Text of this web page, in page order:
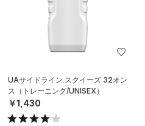
UAサイドライン スクイーズ 32オン
ス（トレーニング/UNISEX）
￥1,430